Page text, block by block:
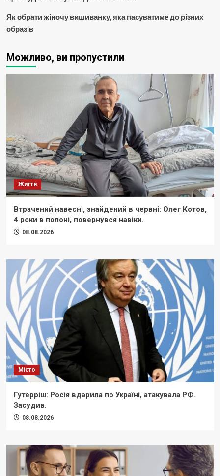
Як обрати жіночу вишиванку, яка пасуватиме до різних
образів
Можливо, ви пропустили
Життя
Втрачений навесні, знайдений в червні: Олег Котов,
4 роки в полоні, повернувся навіки.
08.08.2026
Місто
Гутерріш: Росія вдарила по Україні, атакувала РФ.
Засудив.
08.08.2026